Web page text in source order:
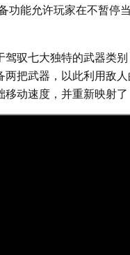
能允许玩家在不暂停
驾驭七大独特的武器类
两把武器，以此利用敌
动速度，并重新映射了